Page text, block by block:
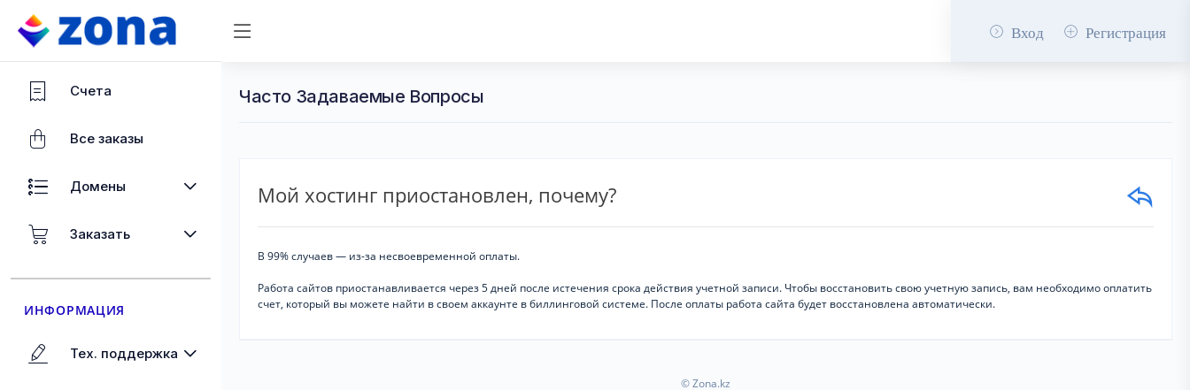
Вход Регистрация
Счета
Все заказы
Домены
Заказать
ИНФОРМАЦИЯ
Тех. поддержка
Часто Задаваемые Вопросы
Мой хостинг приостановлен, почему?
В 99% случаев — из-за несвоевременной оплаты.
Работа сайтов приостанавливается через 5 дней после истечения срока действия учетной записи. Чтобы восстановить свою учетную запись, вам необходимо оплатить
счет, который вы можете найти в своем аккаунте в биллинговой системе. После оплаты работа сайта будет восстановлена автоматически.
© Zona.kz